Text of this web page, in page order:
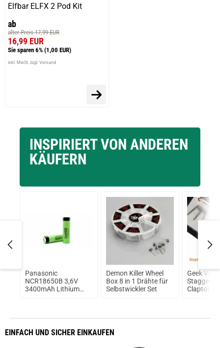
Elfbar ELFX 2 Pod Kit
ab
alter Preis 17,99 EUR
16,99 EUR
Sie sparen 6% (1,00 EUR)
inkl. MwSt. zzgl. Versand
INSPIRIERT VON ANDEREN
KÄUFERN
Panasonic
NCR18650B 3,6V
3400mAh Lithium
Demon Killer Wheel
Box 8 in 1 Drähte für
Selbstwickler Set
Geek
Clapton
EINFACH UND SICHER EINKAUFEN